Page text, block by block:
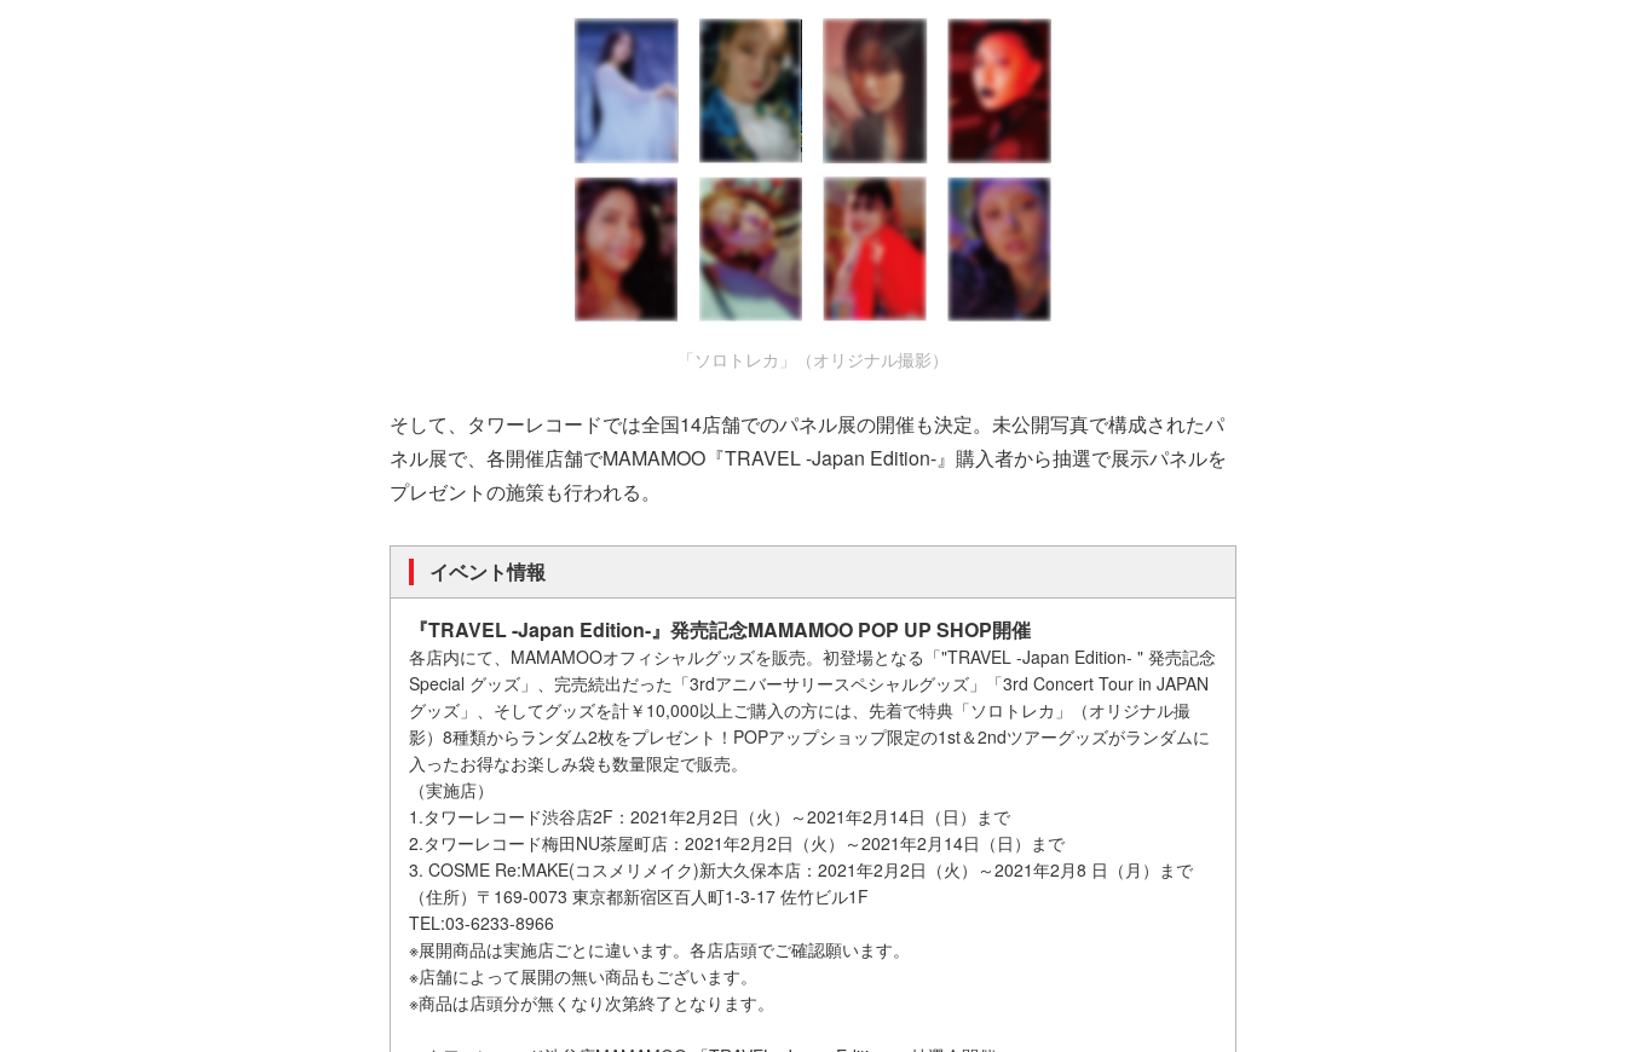
「ソロトレカ」（オリジナル撮影）
そして、タワーレコードでは全国14店舗でのパネル展の開催も決定。未公開写真で構成されたパ
ネル展で、各開催店舗でMAMAMOO『TRAVEL -Japan Edition-』購入者から抽選で展示パネルを
プレゼントの施策も行われる。
イベント情報
『TRAVEL -Japan Edition-』発売記念MAMAMOO POP UP SHOP開催
各店内にて、MAMAMOOオフィシャルグッズを販売。初登場となる「"TRAVEL -Japan Edition- " 発売記念
Special グッズ」、完売続出だった「3rdアニバーサリースペシャルグッズ」「3rd Concert Tour in JAPAN
グッズ」、そしてグッズを計￥10,000以上ご購入の方には、先着で特典「ソロトレカ」（オリジナル撮
影）8種類からランダム2枚をプレゼント！POPアップショップ限定の1st＆2ndツアーグッズがランダムに
入ったお得なお楽しみ袋も数量限定で販売。
（実施店）
1.タワーレコード渋谷店2F：2021年2月2日（火）～2021年2月14日（日）まで
2.タワーレコード梅田NU茶屋町店：2021年2月2日（火）～2021年2月14日（日）まで
3. COSME Re:MAKE(コスメリメイク)新大久保本店：2021年2月2日（火）～2021年2月8 日（月）まで
（住所）〒169-0073 東京都新宿区百人町1-3-17 佐竹ビル1F
TEL:03-6233-8966
※展開商品は実施店ごとに違います。各店店頭でご確認願います。
※店舗によって展開の無い商品もございます。
※商品は店頭分が無くなり次第終了となります。